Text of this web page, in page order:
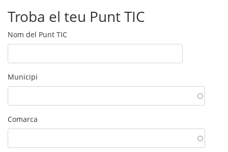
Troba el teu Punt TIC
Nom del Punt TIC
Municipi
Comarca